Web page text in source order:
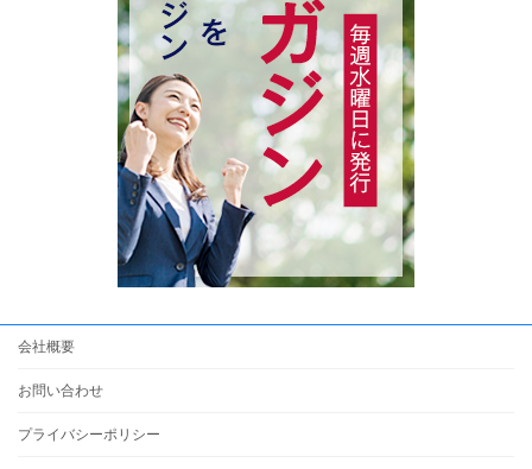
会社概要
お問い合わせ
プライバシーポリシー